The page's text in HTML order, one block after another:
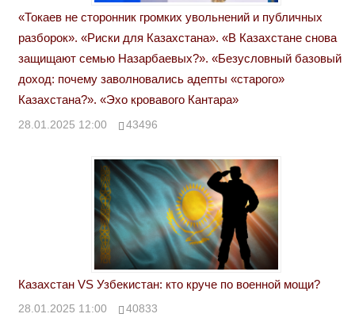
«Токаев не сторонник громких увольнений и публичных
разборок». «Риски для Казахстана». «В Казахстане снова
защищают семью Назарбаевых?». «Безусловный базовый
доход: почему заволновались адепты «старого»
Казахстана?». «Эхо кровавого Кантара»
28.01.2025 12:00 43496
Казахстан VS Узбекистан: кто круче по военной мощи?
28.01.2025 11:00 40833